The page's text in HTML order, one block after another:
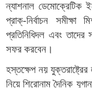
ন্যাশনাল ডেমোক্রেটিক
প্রাক্‌-নির্বাচন
প্রতিনিধিদল এবং তাদের
সফর করবেন।
হস্তক্ষেপ নয় যুক্তরাষ্ট্রের
নিয়ে শিরোনাম দৈনিক